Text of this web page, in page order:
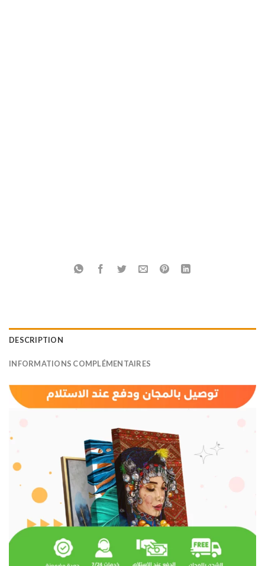
DESCRIPTION
INFORMATIONS COMPLÉMENTAIRES